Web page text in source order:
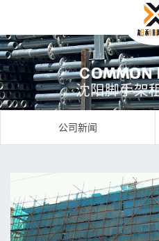
COMMON
沈阳脚手架
公司新闻